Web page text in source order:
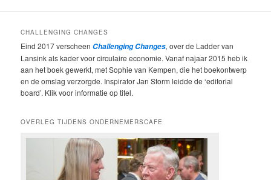
CHALLENGING CHANGES
Eind 2017 verscheen Challenging Changes, over de Ladder van
Lansink als kader voor circulaire economie. Vanaf najaar 2015 heb ik
aan het boek gewerkt, met Sophie van Kempen, die het boekontwerp
en de omslag verzorgde. Inspirator Jan Storm leidde de ‘editorial
board’. Klik voor informatie op titel.
OVERLEG TIJDENS ONDERNEMERSCAFE